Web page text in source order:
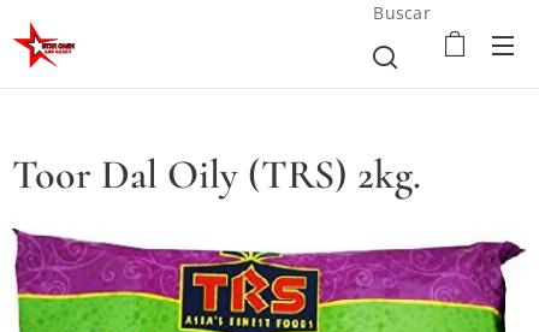
Buscar
Toor Dal Oily (TRS) 2kg.